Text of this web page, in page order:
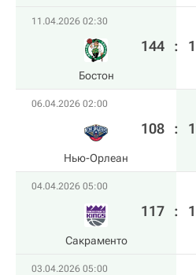
11.04.2026 02:30
Бостон
144 :
06.04.2026 02:00
Нью-Орлеан
108 :
04.04.2026 05:00
Сакраменто
117 :
03.04.2026 05:00